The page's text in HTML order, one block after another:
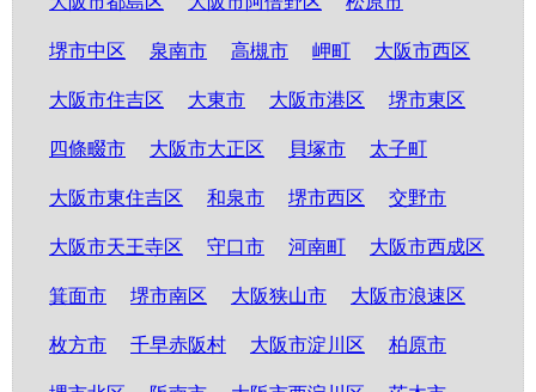
堺市中区 泉南市 高槻市 岬町 大阪市西区
大阪市住吉区 大東市 大阪市港区 堺市東区
四條畷市 大阪市大正区 貝塚市 太子町
大阪市東住吉区 和泉市 堺市西区 交野市
大阪市天王寺区 守口市 河南町 大阪市西成区
箕面市 堺市南区 大阪狭山市 大阪市浪速区
枚方市 千早赤阪村 大阪市淀川区 柏原市